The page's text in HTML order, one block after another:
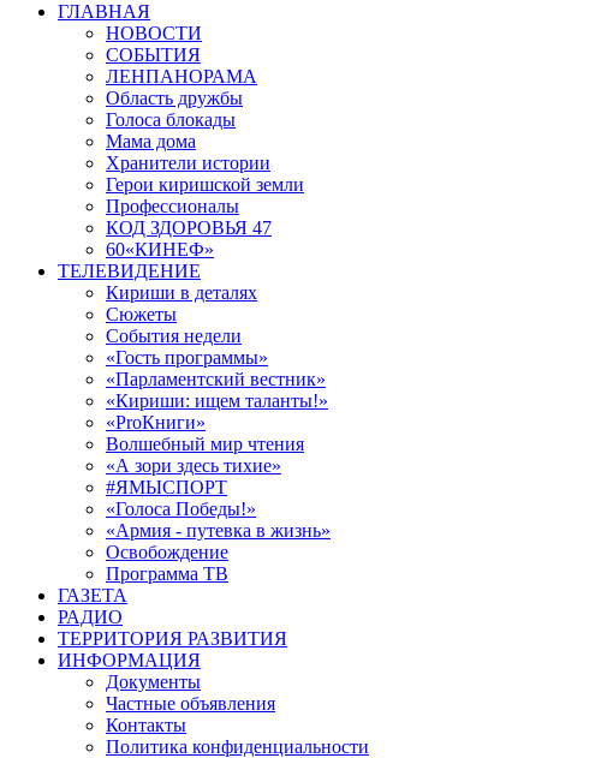
ГЛАВНАЯ
НОВОСТИ
СОБЫТИЯ
ЛЕНПАНОРАМА
Область дружбы
Голоса блокады
Мама дома
Хранители истории
Герои киришской земли
Профессионалы
КОД ЗДОРОВЬЯ 47
60«КИНЕФ»
ТЕЛЕВИДЕНИЕ
Кириши в деталях
Сюжеты
События недели
«Гость программы»
«Парламентский вестник»
«Кириши: ищем таланты!»
«ProКниги»
Волшебный мир чтения
«А зори здесь тихие»
#ЯМЫСПОРТ
«Голоса Победы!»
«Армия - путевка в жизнь»
Освобождение
Программа ТВ
ГАЗЕТА
РАДИО
ТЕРРИТОРИЯ РАЗВИТИЯ
ИНФОРМАЦИЯ
Документы
Частные объявления
Контакты
Политика конфиденциальности